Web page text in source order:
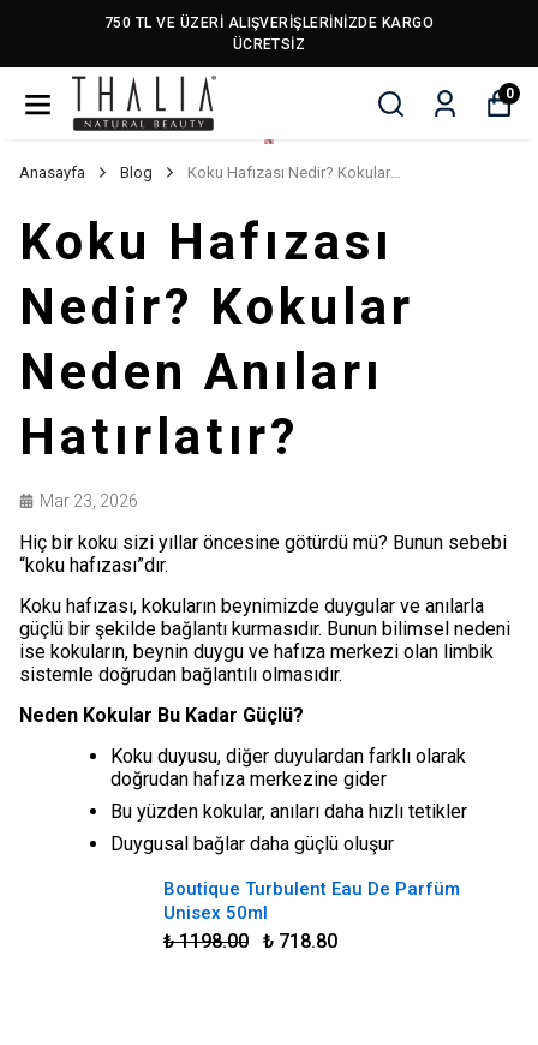
750 TL VE ÜZERİ ALIŞVERİŞLERİNİZDE KARGO
ÜCRETSİZ
0
Anasayfa Blog Koku Hafızası Nedir? Kokular Neden Anıları Hatırlatır?
Koku Hafızası
Nedir? Kokular
Neden Anıları
Hatırlatır?
Mar 23, 2026
Hiç bir koku sizi yıllar öncesine götürdü mü? Bunun sebebi
“koku hafızası”dır.
Koku hafızası, kokuların beynimizde duygular ve anılarla
güçlü bir şekilde bağlantı kurmasıdır. Bunun bilimsel nedeni
ise kokuların, beynin duygu ve hafıza merkezi olan limbik
sistemle doğrudan bağlantılı olmasıdır.
Neden Kokular Bu Kadar Güçlü?
Koku duyusu, diğer duyulardan farklı olarak
doğrudan hafıza merkezine gider
Bu yüzden kokular, anıları daha hızlı tetikler
Duygusal bağlar daha güçlü oluşur
Boutique Turbulent Eau De Parfüm
Unisex 50ml
₺ 1198.00 ₺ 718.80